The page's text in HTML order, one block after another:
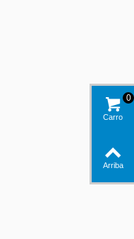
Carro
0
Arriba